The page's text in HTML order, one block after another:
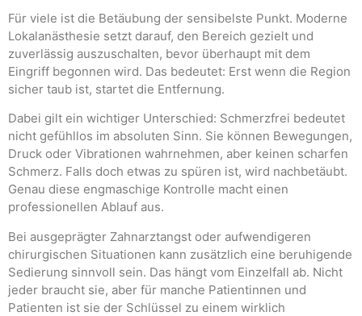
Für viele ist die Betäubung der sensibelste Punkt. Moderne
Lokalanästhesie setzt darauf, den Bereich gezielt und
zuverlässig auszuschalten, bevor überhaupt mit dem
Eingriff begonnen wird. Das bedeutet: Erst wenn die Region
sicher taub ist, startet die Entfernung.
Dabei gilt ein wichtiger Unterschied: Schmerzfrei bedeutet
nicht gefühllos im absoluten Sinn. Sie können Bewegungen,
Druck oder Vibrationen wahrnehmen, aber keinen scharfen
Schmerz. Falls doch etwas zu spüren ist, wird nachbetäubt.
Genau diese engmaschige Kontrolle macht einen
professionellen Ablauf aus.
Bei ausgeprägter Zahnarztangst oder aufwendigeren
chirurgischen Situationen kann zusätzlich eine beruhigende
Sedierung sinnvoll sein. Das hängt vom Einzelfall ab. Nicht
jeder braucht sie, aber für manche Patientinnen und
Patienten ist sie der Schlüssel zu einem wirklich